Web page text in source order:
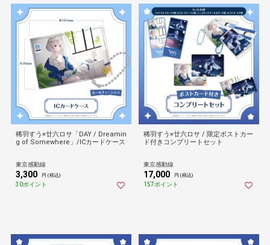
稀羽すう×廿六ロサ「DAY / Dreamin
g of Somewhere」/ICカードケース
東京感動線
3,300 円 (税込)
30ポイント
稀羽すう×廿六ロサ / 限定ポストカー
ド付きコンプリートセット
東京感動線
17,000 円 (税込)
157ポイント